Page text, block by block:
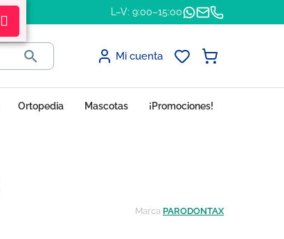
L–V: 9:00–15:00
 Mi cuenta
Ortopedia Mascotas ¡Promociones!
Marca PARODONTAX